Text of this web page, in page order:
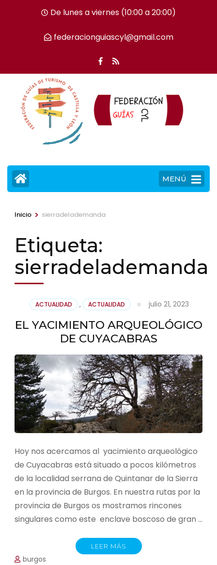
tecla
De lunes a viernes (10:00 a 20:00)
federacionguiascyl@gmail.com
MENÚ
Inicio > sierradelademanda
Etiqueta:
sierradelademanda
ACTUALIDAD , ACTUALIDAD julio 21, 2023
EL YACIMIENTO ARQUEOLÓGICO
DE CUYACABRAS
Hoy nos acercamos al yacimiento arqueológico
de Cuyacabras está situado a pocos kilómetros
de la localidad serrana de Quintanar de la Sierra
en la provincia de Burgos. En nuestra rutas por la
provincia de Burgos os mostramos rincones
singulares como este enclave boscoso de gran …
LEER MÁS
burgos